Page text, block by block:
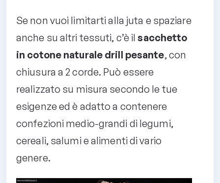
Se non vuoi limitarti alla juta e spaziare
anche su altri tessuti, c’è ilsacchetto
in cotone naturale drill pesante, con
chiusura a 2 corde. Può essere
realizzato su misura secondo le tue
esigenze ed è adatto a contenere
confezioni medio-grandi di legumi,
cereali, salumi e alimenti di vario
genere.